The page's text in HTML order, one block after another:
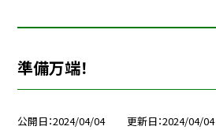
準備万端！
公開日 2024/04/04 更新日 2024/04/04